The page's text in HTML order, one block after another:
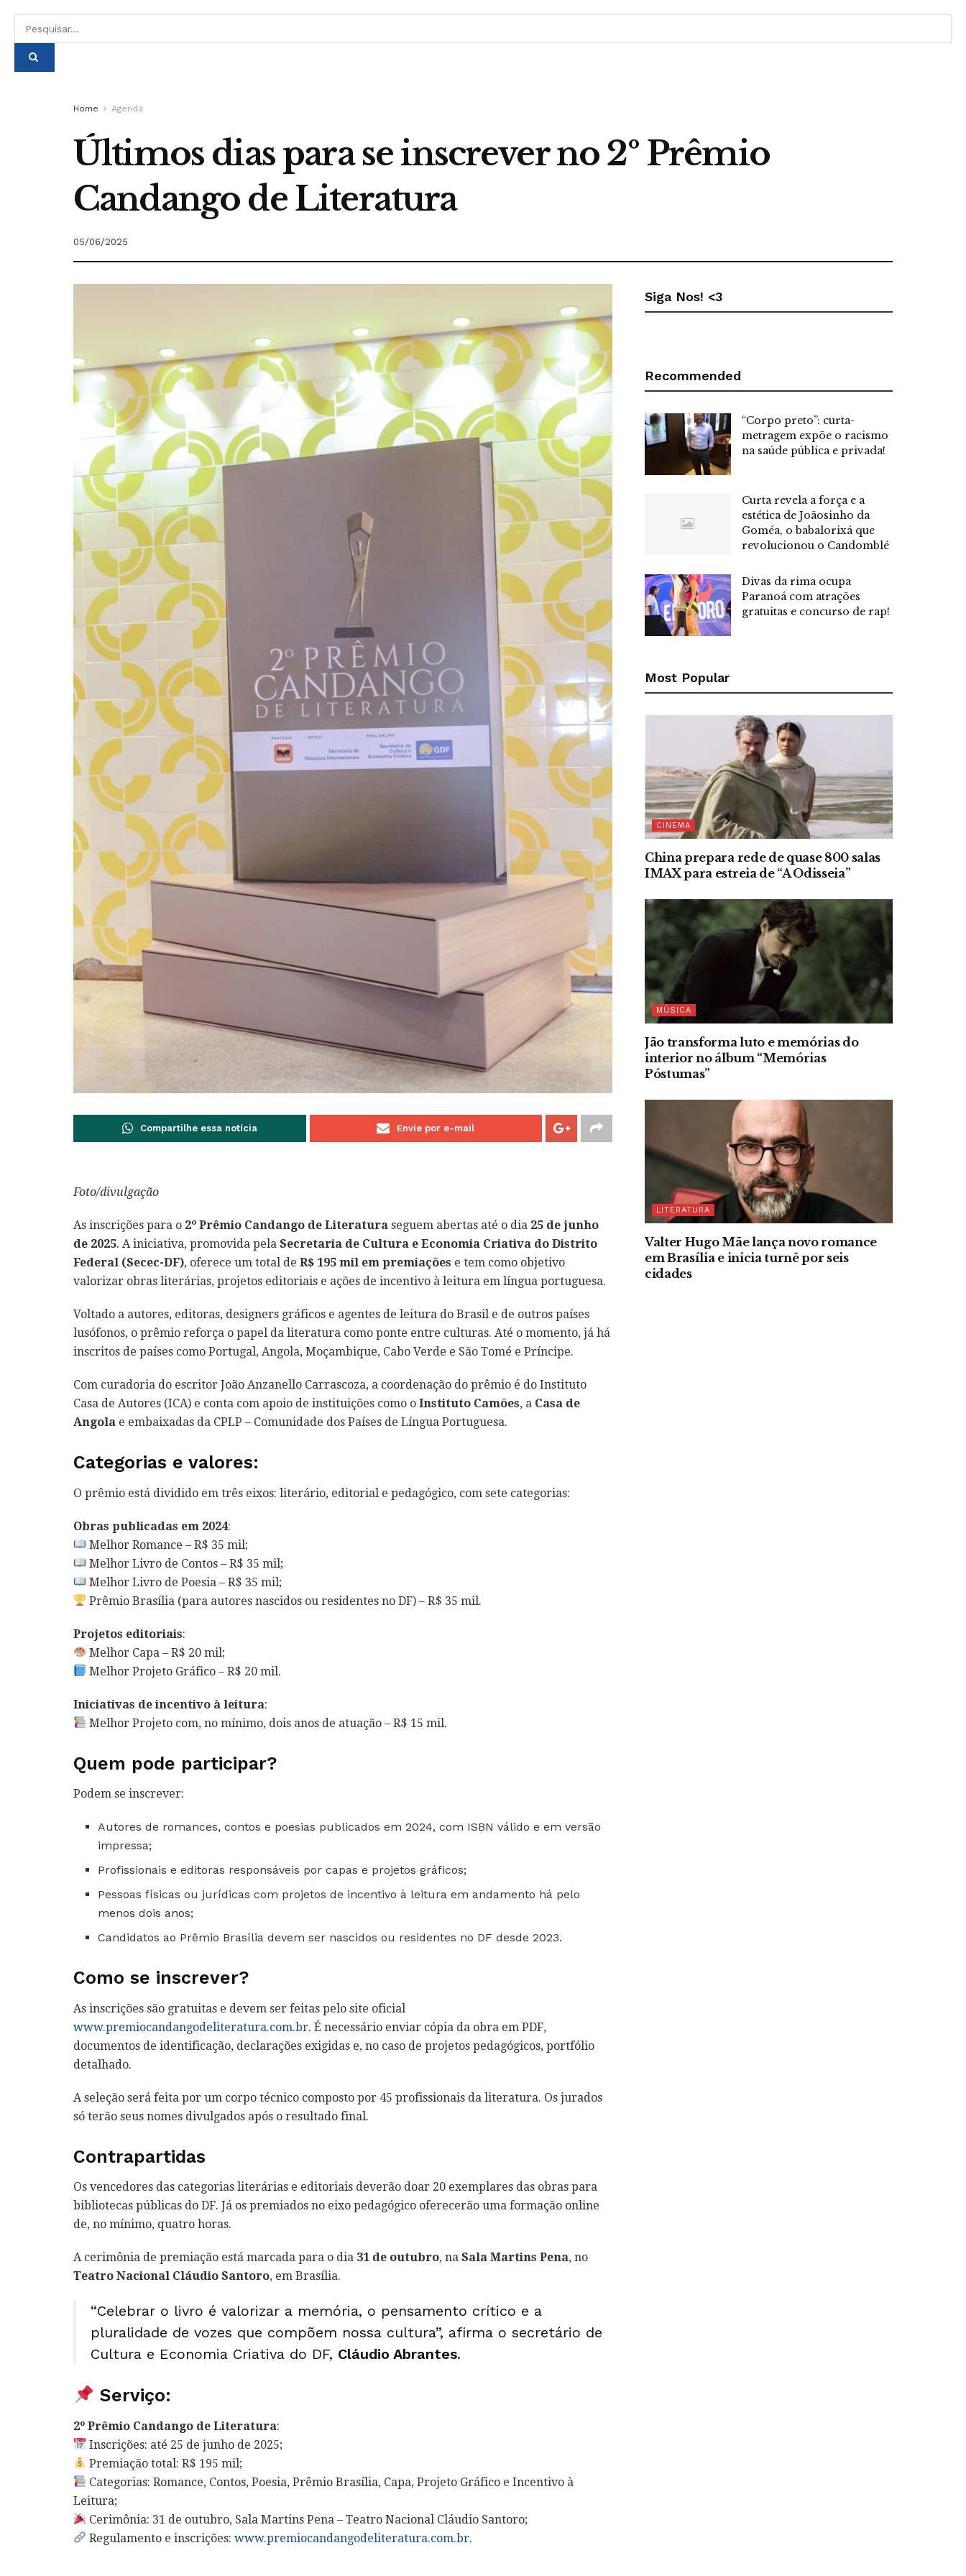
Home Agenda
Últimos dias para se inscrever no 2º Prêmio
Candango de Literatura
05/06/2025
Compartilhe essa notícia Envie por e-mail
Foto/divulgação
As inscrições para o 2º Prêmio Candango de Literatura seguem abertas até o dia 25 de junho
de 2025. A iniciativa, promovida pela Secretaria de Cultura e Economia Criativa do Distrito
Federal (Secec-DF), oferece um total de R$ 195 mil em premiações e tem como objetivo
valorizar obras literárias, projetos editoriais e ações de incentivo à leitura em língua portuguesa.
Voltado a autores, editoras, designers gráficos e agentes de leitura do Brasil e de outros países
lusófonos, o prêmio reforça o papel da literatura como ponte entre culturas. Até o momento, já há
inscritos de países como Portugal, Angola, Moçambique, Cabo Verde e São Tomé e Príncipe.
Com curadoria do escritor João Anzanello Carrascoza, a coordenação do prêmio é do Instituto
Casa de Autores (ICA) e conta com apoio de instituições como o Instituto Camões, a Casa de
Angola e embaixadas da CPLP – Comunidade dos Países de Língua Portuguesa.
Categorias e valores:
O prêmio está dividido em três eixos: literário, editorial e pedagógico, com sete categorias:
Obras publicadas em 2024:
Melhor Romance – R$ 35 mil;
Melhor Livro de Contos – R$ 35 mil;
Melhor Livro de Poesia – R$ 35 mil;
Prêmio Brasília (para autores nascidos ou residentes no DF) – R$ 35 mil.
Projetos editoriais:
Melhor Capa – R$ 20 mil;
Melhor Projeto Gráfico – R$ 20 mil.
Iniciativas de incentivo à leitura:
Melhor Projeto com, no mínimo, dois anos de atuação – R$ 15 mil.
Quem pode participar?
Podem se inscrever:
Autores de romances, contos e poesias publicados em 2024, com ISBN válido e em versão
impressa;
Profissionais e editoras responsáveis por capas e projetos gráficos;
Pessoas físicas ou jurídicas com projetos de incentivo à leitura em andamento há pelo
menos dois anos;
Candidatos ao Prêmio Brasília devem ser nascidos ou residentes no DF desde 2023.
Como se inscrever?
As inscrições são gratuitas e devem ser feitas pelo site oficial
www.premiocandangodeliteratura.com.br. É necessário enviar cópia da obra em PDF,
documentos de identificação, declarações exigidas e, no caso de projetos pedagógicos, portfólio
detalhado.
A seleção será feita por um corpo técnico composto por 45 profissionais da literatura. Os jurados
só terão seus nomes divulgados após o resultado final.
Contrapartidas
Os vencedores das categorias literárias e editoriais deverão doar 20 exemplares das obras para
bibliotecas públicas do DF. Já os premiados no eixo pedagógico oferecerão uma formação online
de, no mínimo, quatro horas.
A cerimônia de premiação está marcada para o dia 31 de outubro, na Sala Martins Pena, no
Teatro Nacional Cláudio Santoro, em Brasília.
“Celebrar o livro é valorizar a memória, o pensamento crítico e a
pluralidade de vozes que compõem nossa cultura”, afirma o secretário de
Cultura e Economia Criativa do DF, Cláudio Abrantes.
Serviço:
2º Prêmio Candango de Literatura:
Inscrições: até 25 de junho de 2025;
Premiação total: R$ 195 mil;
Categorias: Romance, Contos, Poesia, Prêmio Brasília, Capa, Projeto Gráfico e Incentivo à
Leitura;
Cerimônia: 31 de outubro, Sala Martins Pena – Teatro Nacional Cláudio Santoro;
Regulamento e inscrições:www.premiocandangodeliteratura.com.br.
Siga Nos! <3
Recommended
“Corpo preto”: curta-
metragem expõe o racismo
na saúde pública e privada!
Curta revela a força e a
estética de Joãosinho da
Goméa, o babalorixá que
revolucionou o Candomblé
Divas da rima ocupa
Paranoá com atrações
gratuitas e concurso de rap!
Most Popular
CINEMA
China prepara rede de quase 800 salas
IMAX para estreia de “A Odisseia”
MÚSICA
Jão transforma luto e memórias do
interior no álbum “Memórias
Póstumas”
LITERATURA
Valter Hugo Mãe lança novo romance
em Brasília e inicia turnê por seis
cidades